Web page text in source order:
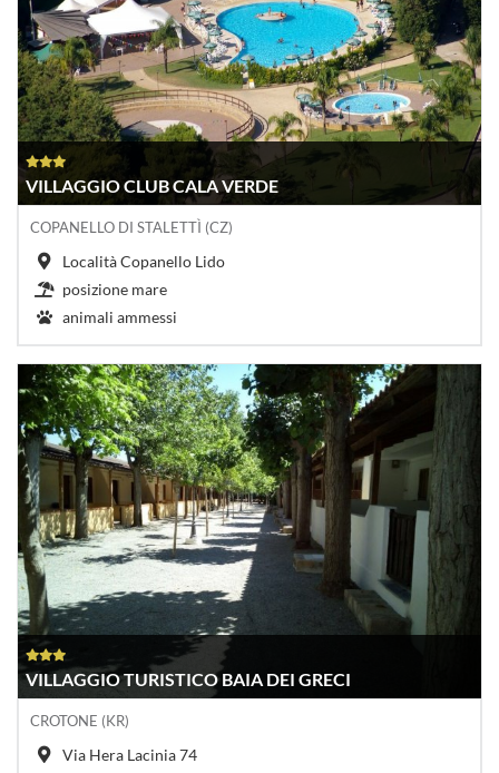
VILLAGGIO CLUB CALA VERDE
COPANELLO DI STALETTÌ (CZ)
Località Copanello Lido
posizione mare
animali ammessi
VILLAGGIO TURISTICO BAIA DEI GRECI
CROTONE (KR)
Via Hera Lacinia 74